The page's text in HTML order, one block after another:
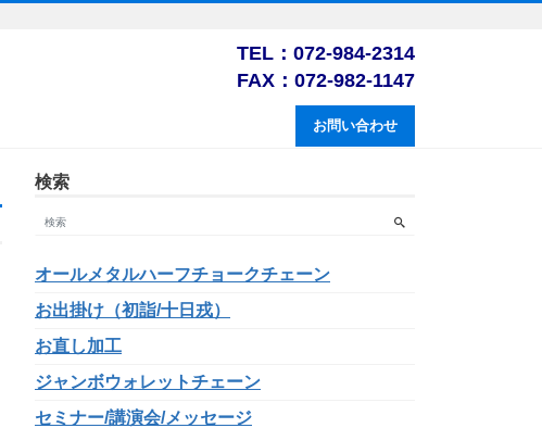
TEL：072-984-2314
FAX：072-982-1147
お問い合わせ
検索
オールメタルハーフチョークチェーン
お出掛け（初詣/十日戎）
お直し加工
ジャンボウォレットチェーン
セミナー/講演会/メッセージ